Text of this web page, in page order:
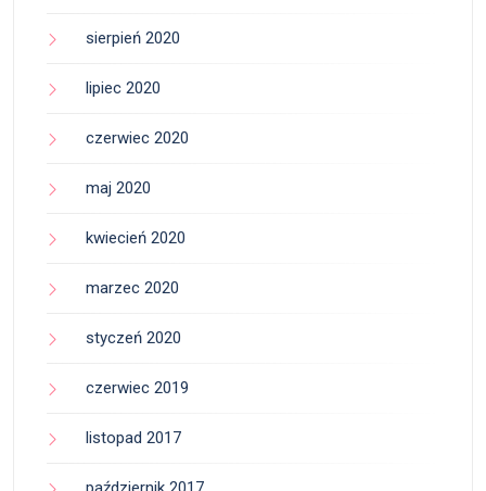
sierpień 2020
lipiec 2020
czerwiec 2020
maj 2020
kwiecień 2020
marzec 2020
styczeń 2020
czerwiec 2019
listopad 2017